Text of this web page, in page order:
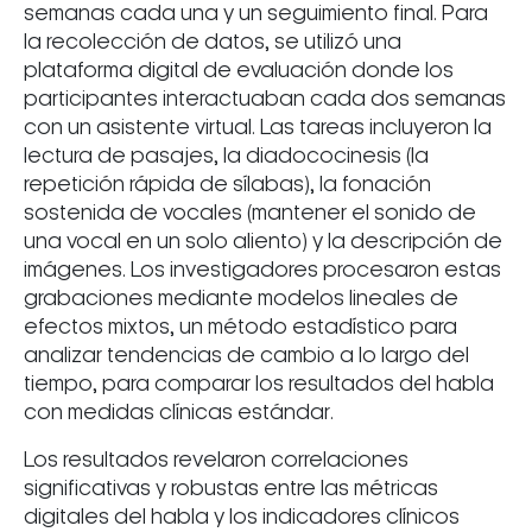
semanas cada una y un seguimiento final. Para
la recolección de datos, se utilizó una
plataforma digital de evaluación donde los
participantes interactuaban cada dos semanas
con un asistente virtual. Las tareas incluyeron la
lectura de pasajes, la diadococinesis (la
repetición rápida de sílabas), la fonación
sostenida de vocales (mantener el sonido de
una vocal en un solo aliento) y la descripción de
imágenes. Los investigadores procesaron estas
grabaciones mediante modelos lineales de
efectos mixtos, un método estadístico para
analizar tendencias de cambio a lo largo del
tiempo, para comparar los resultados del habla
con medidas clínicas estándar.
Los resultados revelaron correlaciones
significativas y robustas entre las métricas
digitales del habla y los indicadores clínicos